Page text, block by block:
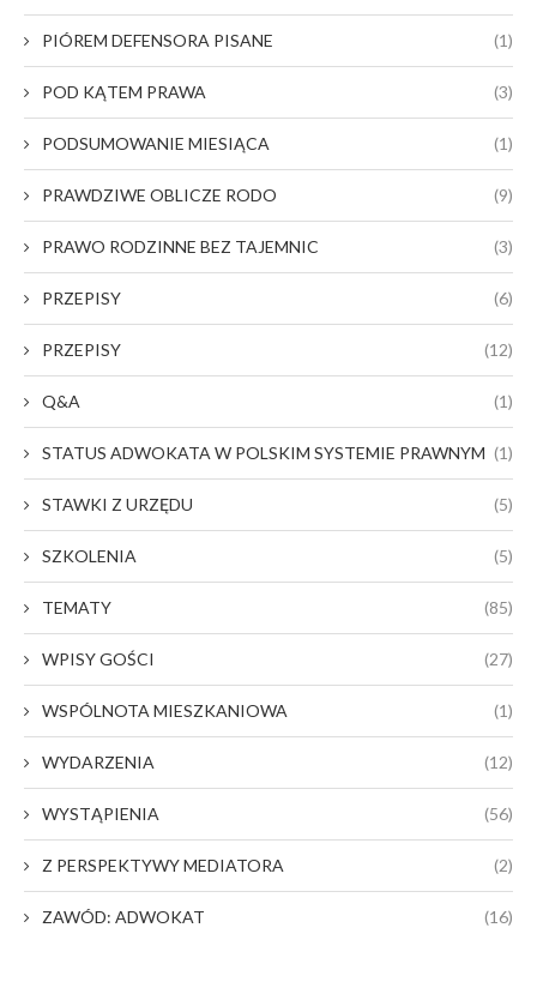
PIÓREM DEFENSORA PISANE (1)
POD KĄTEM PRAWA (3)
PODSUMOWANIE MIESIĄCA (1)
PRAWDZIWE OBLICZE RODO (9)
PRAWO RODZINNE BEZ TAJEMNIC (3)
PRZEPISY (6)
PRZEPISY (12)
Q&A (1)
STATUS ADWOKATA W POLSKIM SYSTEMIE PRAWNYM (1)
STAWKI Z URZĘDU (5)
SZKOLENIA (5)
TEMATY (85)
WPISY GOŚCI (27)
WSPÓLNOTA MIESZKANIOWA (1)
WYDARZENIA (12)
WYSTĄPIENIA (56)
Z PERSPEKTYWY MEDIATORA (2)
ZAWÓD: ADWOKAT (16)